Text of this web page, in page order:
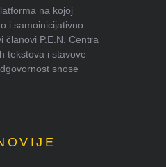
na kojoj
i samoinicijativno
članovi P.E.N. Centra
tekstova i stavove
snose